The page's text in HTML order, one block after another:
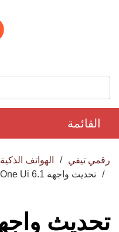
القائمة
رقمي تيفي
الهواتف الذكية
تحديث واجهة One Ui 6.1 يصل إلى أفضل 5 هواتف من